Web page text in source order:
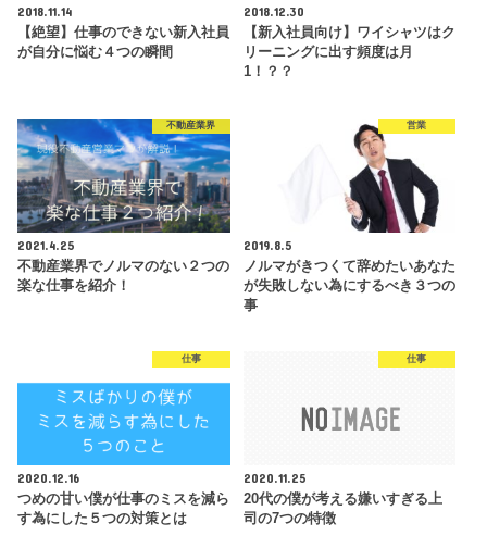
2018.11.14
【絶望】仕事のできない新入社員
が自分に悩む４つの瞬間
2018.12.30
【新入社員向け】ワイシャツはク
リーニングに出す頻度は月
1！？？
不動産業界
2021.4.25
不動産業界でノルマのない２つの
楽な仕事を紹介！
営業
2019.8.5
ノルマがきつくて辞めたいあなた
が失敗しない為にするべき３つの
事
仕事
2020.12.16
つめの甘い僕が仕事のミスを減ら
す為にした５つの対策とは
仕事
2020.11.25
20代の僕が考える嫌いすぎる上
司の7つの特徴